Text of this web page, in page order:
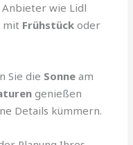
wie Lidl
mit Frühstück oder
Sie die Sonne am
genießen
Details kümmern.